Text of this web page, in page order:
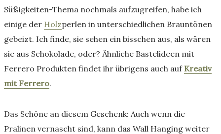
Süßigkeiten-Thema nochmals aufzugreifen, habe ich
einige der Holzperlen in unterschiedlichen Brauntönen
gebeizt. Ich finde, sie sehen ein bisschen aus, als wären
sie aus Schokolade, oder? Ähnliche Bastelideen mit
Ferrero Produkten findet ihr übrigens auch auf Kreativ
mit Ferrero.
Das Schöne an diesem Geschenk: Auch wenn die
Pralinen vernascht sind, kann das Wall Hanging weiter